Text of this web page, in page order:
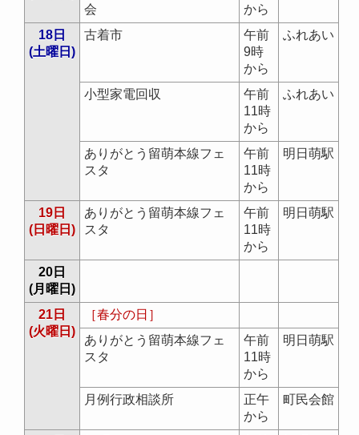
会
から
18日
(土曜日)
古着市
午前
9時
から
ふれあい
小型家電回収
午前
11時
から
ふれあい
ありがとう留萌本線フェ
スタ
午前
11時
から
明日萌駅
19日
(日曜日)
ありがとう留萌本線フェ
スタ
午前
11時
から
明日萌駅
20日
(月曜日)
21日
(火曜日)
［春分の日］
ありがとう留萌本線フェ
スタ
午前
11時
から
明日萌駅
月例行政相談所
正午
から
町民会館